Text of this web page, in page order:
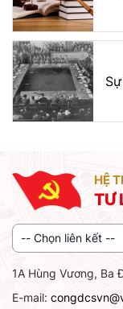
HỆ
TƯ
-- Chọn liên kết --
1A Hùng Vương, Ba
E-mail: